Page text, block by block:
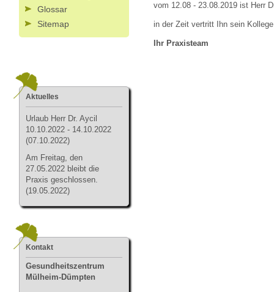
Glossar
Sitemap
Aktuelles
Urlaub Herr Dr. Aycil
10.10.2022 - 14.10.2022
(07.10.2022)
Am Freitag, den
27.05.2022 bleibt die
Praxis geschlossen.
(19.05.2022)
Kontakt
Gesundheitszentrum
Mülheim-Dümpten
vom 12.08 - 23.08.2019 ist Herr
in der Zeit vertritt Ihn sein
Ihr Praxisteam